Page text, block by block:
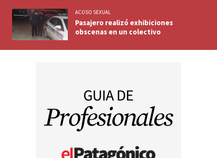
ACOSO SEXUAL
Pasajero realizó exhibiciones
obscenas en un colectivo